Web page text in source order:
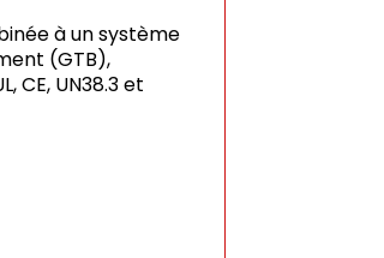
à un système
(GTB),
CE, UN38.3 et